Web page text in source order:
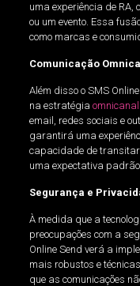
uma experiência de RA,
ou um evento. Essa
como marcas e
Comunicação
Além disso o SMS
na estratégia omnicanal
email, redes sociais e
garantirá uma
capacidade de transitar
uma expectativa
Segurança e
À medida que a
preocupações com a
Online Send verá a
mais robustos e
que as comunicações